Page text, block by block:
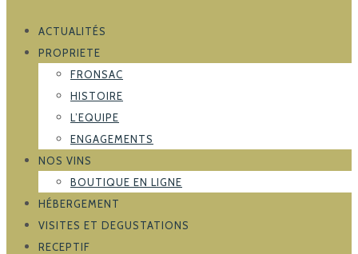
ACTUALITÉS
PROPRIETE
FRONSAC
HISTOIRE
L’EQUIPE
ENGAGEMENTS
NOS VINS
BOUTIQUE EN LIGNE
HÉBERGEMENT
VISITES ET DEGUSTATIONS
RECEPTIF